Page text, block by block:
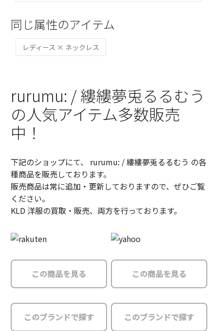
同じ属性のアイテム
レディース × ネックレス
rurumu: / 縷縷夢兎るるむう
の人気アイテム多数販売
中！
下記のショップにて、 rurumu: / 縷縷夢兎るるむう の各
種商品を販売しております。
販売商品は常に追加・更新しておりますので、ぜひご覧
ください。
KLD 洋服の買取・販売、両方を行っております。
この商品を見る
このブランドで探す
この商品を見る
このブランドで探す